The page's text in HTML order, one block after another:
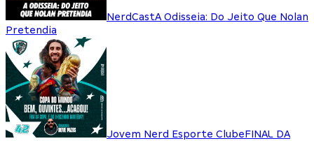
NerdCastA Odisseia: Do Jeito Que Nolan
Pretendia
Jovem Nerd Esporte ClubeFINAL DA